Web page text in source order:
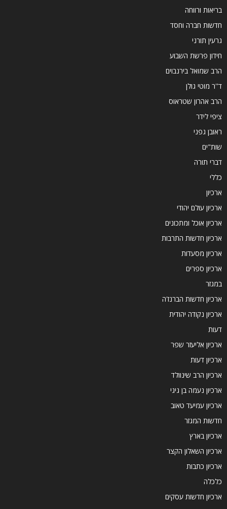
בריאות ורווחה
חדשות חברה וחסד
גרעין תורני
חידון פרשת השבוע
הרב שמואל בירנבוים
ד''ר מוטי גולן
הרב אהרון שטראוס
ציפי לידר
ראובן גפני
שות"ים
דברי תורה
כללי
ארכיון
ארכיון עולם יהודי
ארכיון אוכל ומתכונים
ארכיון חדשות התרבות
ארכיון מסעדות
ארכיון ספרים
במגזר
ארכיון חדשות הברנז'ה
ארכיון נקודה יהודית
דעות
ארכיון אליעזר שפר
ארכיון דעות
ארכיון הרב שינוולד
ארכיון נעמה בן גיגי
ארכיון עמיעד טאוב
חדשות המגזר
ארכיון בארץ
ארכיון השאלון הקצר
ארכיון כתבות
כלכלה
ארכיון חדשות עסקים